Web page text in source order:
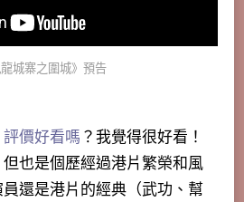
龍城寨之圍城》預告
評價好看嗎 ？我覺得很好看！
也是個歷經過港片繁榮和風
還是港片的經典（武功、幫